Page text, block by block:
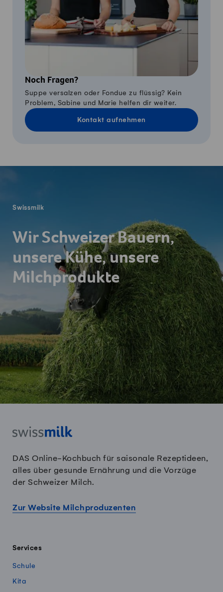
Noch Fragen?
Suppe versalzen oder Fondue zu flüssig? Kein
Problem, Sabine und Marie helfen dir weiter.
Kontakt aufnehmen
Swissmilk
Wir Schweizer Bauern,
unsere Kühe, unsere
Milchprodukte
DAS Online-Kochbuch für saisonale Rezeptideen,
alles über gesunde Ernährung und die Vorzüge
der Schweizer Milch.
Zur Website Milchproduzenten
Services
Schule
Kita